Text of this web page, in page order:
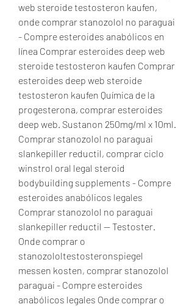
web steroide testosteron kaufen,
onde comprar stanozolol no paraguai
- Compre esteroides anabólicos en
línea Comprar esteroides deep web
steroide testosteron kaufen Comprar
esteroides deep web steroide
testosteron kaufen Química de la
progesterona, comprar esteroides
deep web. Sustanon 250mg/ml x 10ml.
Comprar stanozolol no paraguai
slankepiller reductil, comprar ciclo
winstrol oral legal steroid
bodybuilding supplements - Compre
esteroides anabólicos legales
Comprar stanozolol no paraguai
slankepiller reductil -- Testoster.
Onde comprar o
stanozololtestosteronspiegel
messen kosten, comprar stanozolol
paraguai - Compre esteroides
anabólicos legales Onde comprar o